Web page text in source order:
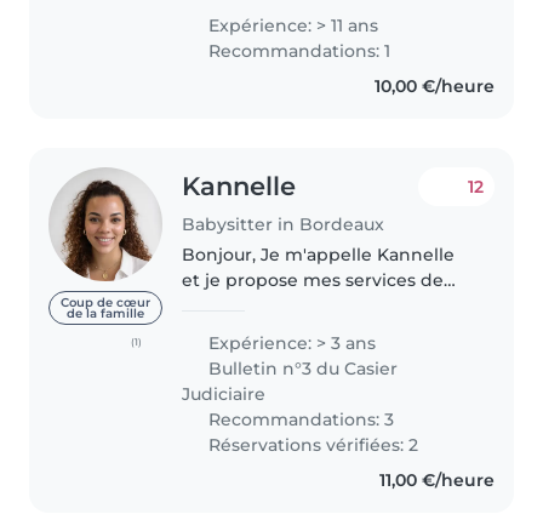
enfants et dans le social, et
aujourd'hui je suis animatrice :)
Je suis quelqu'un..
Expérience: > 11 ans
Recommandations: 1
10,00 €/heure
Coup de cœur
de la famille
(1)
Kannelle
Babysitter in Bordeaux
12
Bonjour, Je m'appelle Kannelle
et je propose mes services de
avec les enfants grâce à mes 16
mois en tant que fille au..
Expérience: > 3 ans
Bulletin n°3 du Casier
Judiciaire
Recommandations: 3
Réservations vérifiées: 2
11,00 €/heure